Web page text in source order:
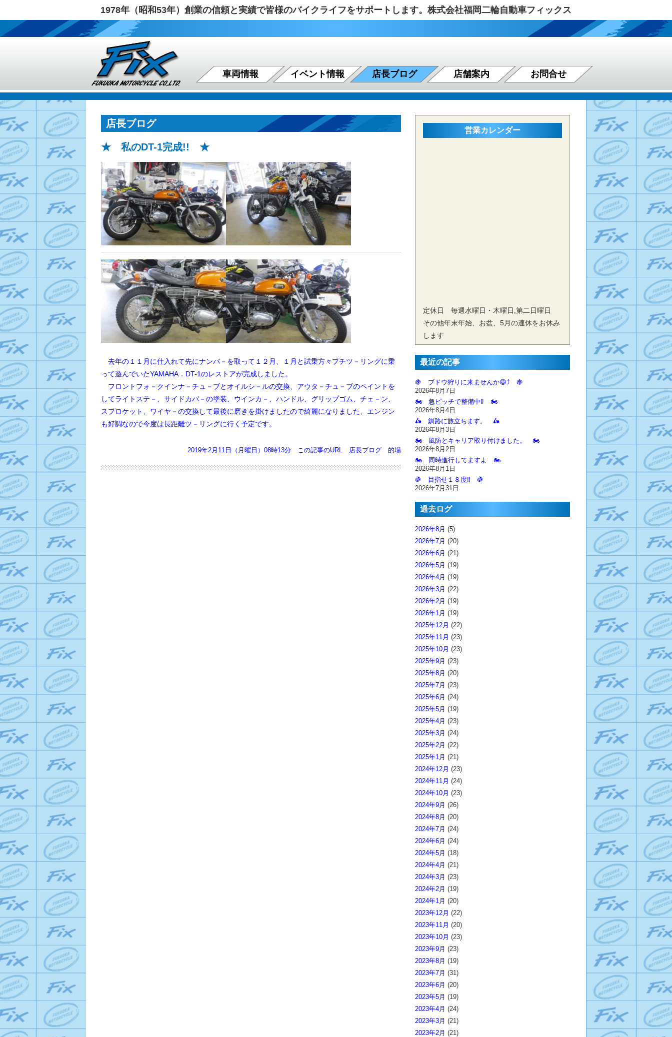
1978年（昭和53年）創業の信頼と実績で皆様のバイクライフをサポートします。株式会社福岡二輪自動車フィックス
車両情報 イベント情報 店長ブログ 店舗案内 お問合せ
店長ブログ
★ 私のDT-1完成!! ★
去年の１１月に仕入れて先にナンバ－を取って１２月、１月と試乗方々プチツ－リングに乗
って遊んでいたYAMAHA．DT-1のレストアが完成しました。
フロントフォ－クインナ－チュ－ブとオイルシ－ルの交換、アウタ－チュ－ブのペイントを
してライトステ－、サイドカバ－の塗装、ウインカ－、ハンドル、グリップゴム、チェ－ン、
スプロケット、ワイヤ－の交換して最後に磨きを掛けましたので綺麗になりました、エンジン
も好調なので今度は長距離ツ－リングに行く予定です。
2019年2月11日（月曜日）08時13分 この記事のURL 店長ブログ 的場
営業カレンダー
定休日 毎週水曜日・木曜日,第二日曜日
その他年末年始、お盆、5月の連休をお休み
します
最近の記事
🍇 ブドウ狩りに来ませんか😄⤴️ 🍇
2026年8月7日
🏍️ 急ピッチで整備中‼️ 🏍️
2026年8月4日
🛵 釧路に旅立ちます。 🛵
2026年8月3日
🏍️ 風防とキャリア取り付けました。 🏍️
2026年8月2日
🏍️ 同時進行してますよ 🏍️
2026年8月1日
🍇 目指せ１８度‼️ 🍇
2026年7月31日
過去ログ
2026年8月 (5)
2026年7月 (20)
2026年6月 (21)
2026年5月 (19)
2026年4月 (19)
2026年3月 (22)
2026年2月 (19)
2026年1月 (19)
2025年12月 (22)
2025年11月 (23)
2025年10月 (23)
2025年9月 (23)
2025年8月 (20)
2025年7月 (23)
2025年6月 (24)
2025年5月 (19)
2025年4月 (23)
2025年3月 (24)
2025年2月 (22)
2025年1月 (21)
2024年12月 (23)
2024年11月 (24)
2024年10月 (23)
2024年9月 (26)
2024年8月 (20)
2024年7月 (24)
2024年6月 (24)
2024年5月 (18)
2024年4月 (21)
2024年3月 (23)
2024年2月 (19)
2024年1月 (20)
2023年12月 (22)
2023年11月 (20)
2023年10月 (23)
2023年9月 (23)
2023年8月 (19)
2023年7月 (31)
2023年6月 (20)
2023年5月 (19)
2023年4月 (24)
2023年3月 (21)
2023年2月 (21)